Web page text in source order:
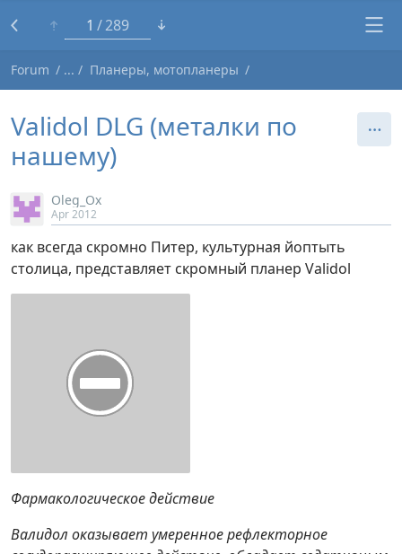
1 289
Forum Планеры, мотопланеры
Validol DLG (металки по
нашему)
Oleg_Ox
Apr 2012
как всегда скромно Питер, культурная йоптыть
столица, представляет скромный планер Validol
Фармакологическое действие
Валидол оказывает умеренное рефлекторное